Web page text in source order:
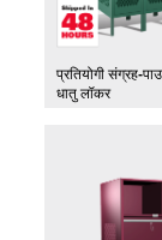
प्रतियोगी संग्रह-
धातु लॉकर